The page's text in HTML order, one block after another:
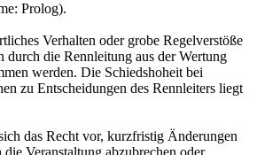
Prolog).
Verhalten oder grobe Regelverstöße
durch die Rennleitung aus der Wertung
werden. Die Schiedshoheit bei
zu Entscheidungen des Rennleiters liegt
das Recht vor, kurzfristig Änderungen
Veranstaltung abzubrechen oder